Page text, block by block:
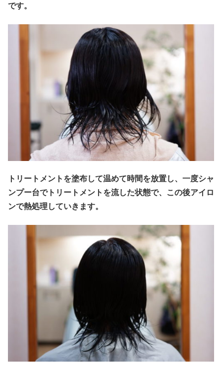
です。
トリートメントを塗布して温めて時間を放置し、一度シャ
ンプー台でトリートメントを流した状態で、この後アイロ
ンで熱処理していきます。